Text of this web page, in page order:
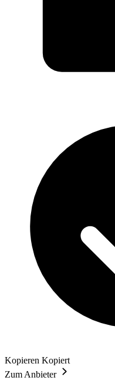
Kopieren Kopiert
Zum Anbieter